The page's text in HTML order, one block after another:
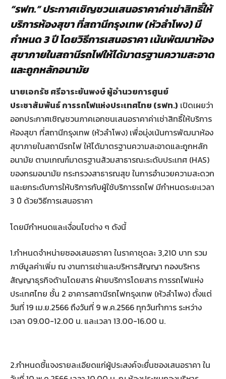
“รฟท.”ประกาศเชิญชวนเสนอราคาค่าเช่าสิทธิ์ให้
บริการห้องสุขา ที่สถานีกรุงเทพ (หัวลำโพง) มี
กำหนด 3 ปี โดยวิธีการเสนอราคา เน้นพัฒนาห้อง
สุขาภายในสถานีรถไฟให้ได้มาตรฐานความสะอาด
และถูกหลักอนามัย
นายเอกรัช ศรีอาระยันพงษ์ ผู้อำนวยการศูนย์
ประชาสัมพันธ์ การรถไฟแห่งประเทศไทย (รฟท.) เปิดเผยว่า
ออกประกาศเชิญชวนภาคเอกชนเสนอราคาค่าเช่าสิทธิ์ให้บริการ
ห้องสุขา ที่สถานีกรุงเทพ (หัวลำโพง) เพื่อมุ่งเน้นการพัฒนาห้อง
สุขาภายในสถานีรถไฟ ให้ได้มาตรฐานความสะอาดและถูกหลัก
อนามัย ตามเกณฑ์มาตรฐานส้วมสาธารณะระดับประเทศ (HAS)
ของกรมอนามัย กระทรวงสาธารณสุข ในการอำนวยความสะดวก
และยกระดับการให้บริการกับผู้ใช้บริการรถไฟ มีกำหนดระยะเวลา
3 ปี ด้วยวิธีการเสนอราคา
โดยมีกำหนดและเงื่อนไขต่าง ๆ ดังนี้
1.กำหนดจำหน่ายซองเสนอราคา ในราคาชุดละ 3,210 บาท รวม
ภาษีมูลค่าเพิ่ม ณ งานการเช่าและบริหารสัญญา กองบริหาร
สัญญาธุรกิจด้านโดยสาร ฝ่ายบริการโดยสาร การรถไฟแห่ง
ประเทศไทย ชั้น 2 อาคารสถานีรถไฟกรุงเทพ (หัวลำโพง) ตั้งแต่
วันที่ 19 เม.ย.2566 ถึงวันที่ 9 พ.ค.2566 ทุกวันทำการ ระหว่าง
เวลา 09.00-12.00 น. และเวลา 13.00-16.00 น.
2.กำหนดชี้แจงรายละเอียดแก่ผู้ประสงค์จะยื่นซองเสนอราคา ใน